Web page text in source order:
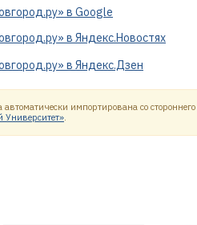
в Google
в Яндекс.Новостях
в Яндекс.Дзен
автоматически импортирована со
Университет».